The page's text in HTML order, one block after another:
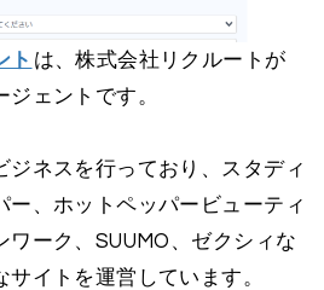
ト は、株式会社リクルートが
ェントです。
ジネスを行っており、スタディ
ー、ホットペッパービューティ
ワーク、SUUMO、ゼクシィな
イトを運営しています。